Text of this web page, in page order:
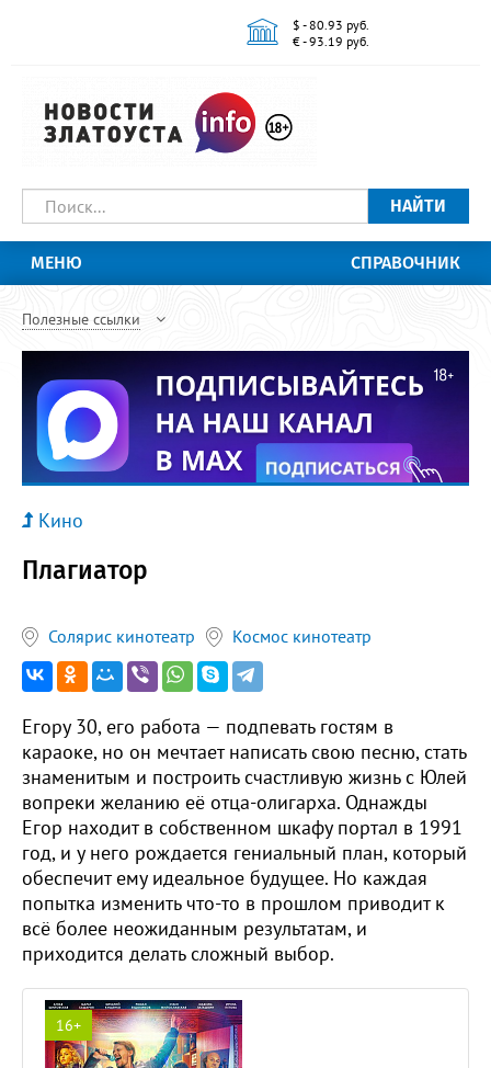
$ - 80.93 руб.
€ - 93.19 руб.
НАЙТИ
МЕНЮ СПРАВОЧНИК
Полезные ссылки
Кино
Плагиатор
Солярис кинотеатр Космос кинотеатр
Егору 30, его работа — подпевать гостям в
караоке, но он мечтает написать свою песню, стать
знаменитым и построить счастливую жизнь с Юлей
вопреки желанию её отца-олигарха. Однажды
Егор находит в собственном шкафу портал в 1991
год, и у него рождается гениальный план, который
обеспечит ему идеальное будущее. Но каждая
попытка изменить что-то в прошлом приводит к
всё более неожиданным результатам, и
приходится делать сложный выбор.
16+